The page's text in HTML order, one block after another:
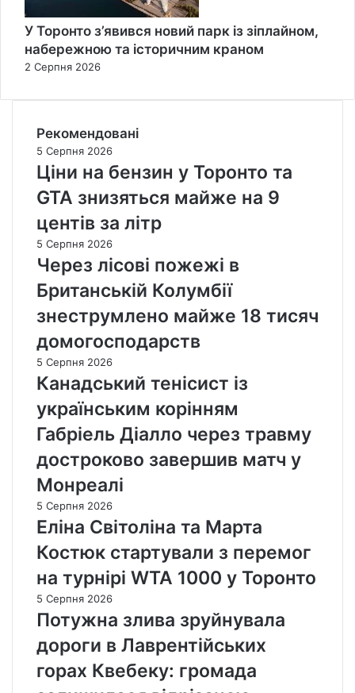
У Торонто з’явився новий парк із зіплайном,
набережною та історичним краном
2 Серпня 2026
Рекомендовані
5 Серпня 2026
Ціни на бензин у Торонто та
GTA знизяться майже на 9
центів за літр
5 Серпня 2026
Через лісові пожежі в
Британській Колумбії
знеструмлено майже 18 тисяч
домогосподарств
5 Серпня 2026
Канадський тенісист із
українським корінням
Габріель Діалло через травму
достроково завершив матч у
Монреалі
5 Серпня 2026
Еліна Світоліна та Марта
Костюк стартували з перемог
на турнірі WTA 1000 у Торонто
5 Серпня 2026
Потужна злива зруйнувала
дороги в Лаврентійських
горах Квебеку: громада